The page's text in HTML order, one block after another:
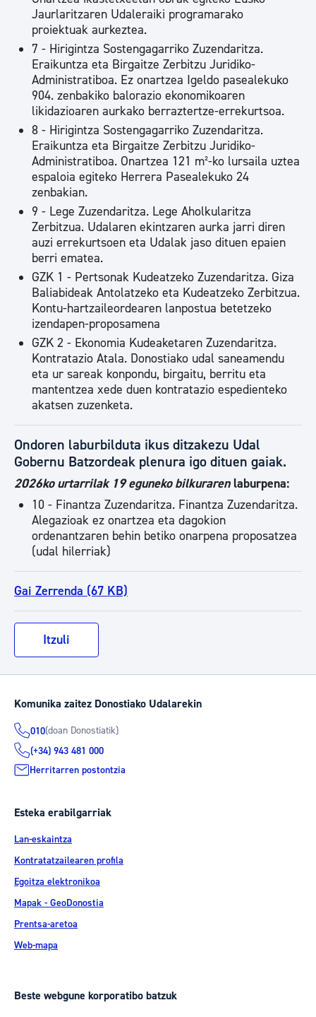
Jaurlaritzaren Udaleraiki programarako
proiektuak aurkeztea.
7 - Hirigintza Sostengagarriko Zuzendaritza.
Eraikuntza eta Birgaitze Zerbitzu Juridiko-
Administratiboa. Ez onartzea Igeldo pasealekuko
904. zenbakiko balorazio ekonomikoaren
likidazioaren aurkako berraztertze-errekurtsoa.
8 - Hirigintza Sostengagarriko Zuzendaritza.
Eraikuntza eta Birgaitze Zerbitzu Juridiko-
Administratiboa. Onartzea 121 m²-ko lursaila uztea
espaloia egiteko Herrera Pasealekuko 24
zenbakian.
9 - Lege Zuzendaritza. Lege Aholkularitza
Zerbitzua. Udalaren ekintzaren aurka jarri diren
auzi errekurtsoen eta Udalak jaso dituen epaien
berri ematea.
GZK 1 - Pertsonak Kudeatzeko Zuzendaritza. Giza
Baliabideak Antolatzeko eta Kudeatzeko Zerbitzua.
Kontu-hartzaileordearen lanpostua betetzeko
izendapen-proposamena
GZK 2 - Ekonomia Kudeaketaren Zuzendaritza.
Kontratazio Atala. Donostiako udal saneamendu
eta ur sareak konpondu, birgaitu, berritu eta
mantentzea xede duen kontratazio espedienteko
akatsen zuzenketa.
Ondoren laburbilduta ikus ditzakezu Udal
Gobernu Batzordeak plenura igo dituen gaiak.
2026ko urtarrilak 19 eguneko bilkurarenlaburpena:
10 - Finantza Zuzendaritza. Finantza Zuzendaritza.
Alegazioak ez onartzea eta dagokion
ordenantzaren behin betiko onarpena proposatzea
(udal hilerriak)
Gai Zerrenda (67 KB)
Itzuli
Komunika zaitez Donostiako Udalarekin
010(doan Donostiatik)
(+34) 943 481 000
Herritarren postontzia
Esteka erabilgarriak
Lan-eskaintza
Kontratatzailearen profila
Egoitza elektronikoa
Mapak - GeoDonostia
Prentsa-aretoa
Web-mapa
Beste webgune korporatibo batzuk